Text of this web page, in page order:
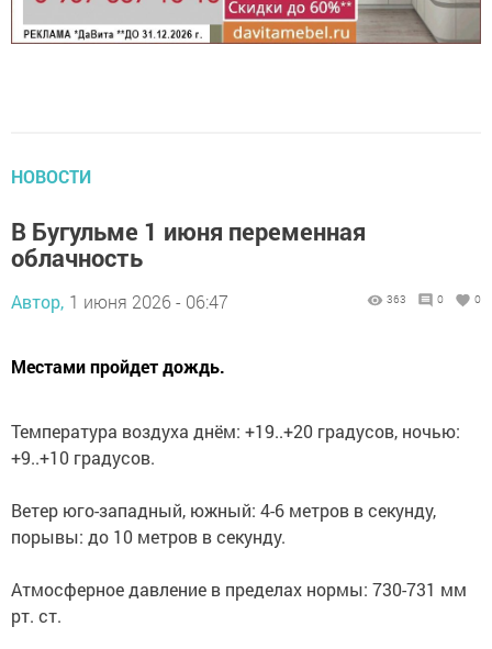
НОВОСТИ
В Бугульме 1 июня переменная
облачность
Автор, 1 июня 2026 - 06:47 363 0 0
Местами пройдет дождь. ‎
‎Температура воздуха днём: +19..+20 градусов, ночью:
+9..+10 градусов.
‎Ветер юго-западный, южный: 4-6 метров в секунду,
порывы: до 10 метров в секунду.
‎Атмосферное давление в пределах нормы: 730-731 мм
рт. ст.